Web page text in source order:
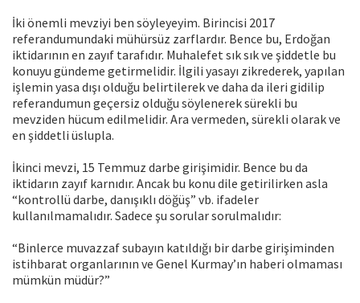
İki önemli mevziyi ben söyleyeyim. Birincisi 2017
referandumundaki mühürsüz zarflardır. Bence bu, Erdoğan
iktidarının en zayıf tarafıdır. Muhalefet sık sık ve şiddetle bu
konuyu gündeme getirmelidir. İlgili yasayı zikrederek, yapılan
işlemin yasa dışı olduğu belirtilerek ve daha da ileri gidilip
referandumun geçersiz olduğu söylenerek sürekli bu
mevziden hücum edilmelidir. Ara vermeden, sürekli olarak ve
en şiddetli üslupla.
İkinci mevzi, 15 Temmuz darbe girişimidir. Bence bu da
iktidarın zayıf karnıdır. Ancak bu konu dile getirilirken asla
“kontrollü darbe, danışıklı döğüş” vb. ifadeler
kullanılmamalıdır. Sadece şu sorular sorulmalıdır:
“Binlerce muvazzaf subayın katıldığı bir darbe girişiminden
istihbarat organlarının ve Genel Kurmay’ın haberi olmaması
mümkün müdür?”